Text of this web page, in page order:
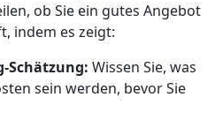
ob Sie ein gutes Angebot
indem es zeigt:
Schätzung: Wissen Sie, was
sein werden, bevor Sie